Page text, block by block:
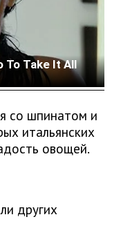
со шпинатом и
итальянских
овощей.
других